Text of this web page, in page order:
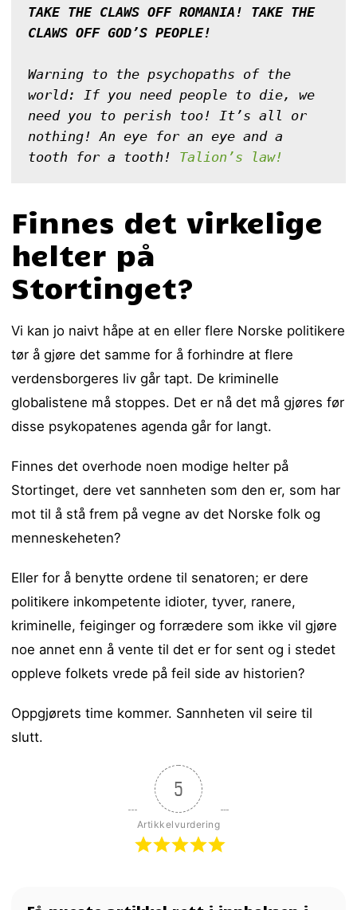
TAKE THE CLAWS OFF ROMANIA! TAKE THE
CLAWS OFF GOD’S PEOPLE!
Warning to the psychopaths of the
world: If you need people to die, we
need you to perish too! It’s all or
nothing! An eye for an eye and a
tooth for a tooth! Talion’s law!
Finnes det virkelige
helter på
Stortinget?
Vi kan jo naivt håpe at en eller flere Norske politikere
tør å gjøre det samme for å forhindre at flere
verdensborgeres liv går tapt. De kriminelle
globalistene må stoppes. Det er nå det må gjøres før
disse psykopatenes agenda går for langt.
Finnes det overhode noen modige helter på
Stortinget, dere vet sannheten som den er, som har
mot til å stå frem på vegne av det Norske folk og
menneskeheten?
Eller for å benytte ordene til senatoren; er dere
politikere inkompetente idioter, tyver, ranere,
kriminelle, feiginger og forrædere som ikke vil gjøre
noe annet enn å vente til det er for sent og i stedet
oppleve folkets vrede på feil side av historien?
Oppgjørets time kommer. Sannheten vil seire til
slutt.
5
Artikkelvurdering